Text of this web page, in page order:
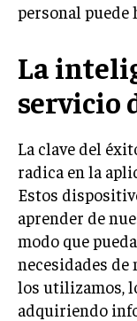
personal puede
La
servicio
La clave del
radica en la
Estos
aprender de
modo que
necesidades de
los utilizamos,
adquiriendo